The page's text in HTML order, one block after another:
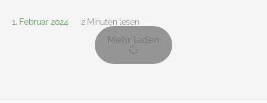
1. Februar 2024 2 Minuten lesen